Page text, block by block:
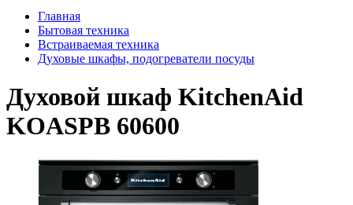
Главная
Бытовая техника
Встраиваемая техника
Духовые шкафы, подогреватели посуды
Духовой шкаф KitchenAid
KOASPB 60600